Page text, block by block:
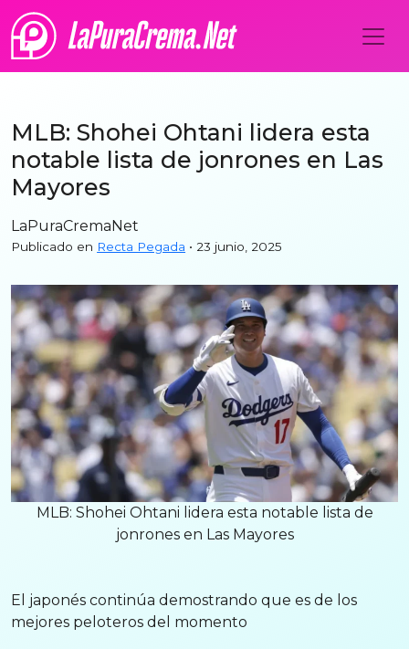
MLB: Shohei Ohtani lidera esta
notable lista de jonrones en Las
Mayores
LaPuraCremaNet
Publicado en Recta Pegada • 23 junio, 2025
MLB: Shohei Ohtani lidera esta notable lista de
jonrones en Las Mayores
El japonés continúa demostrando que es de los
mejores peloteros del momento